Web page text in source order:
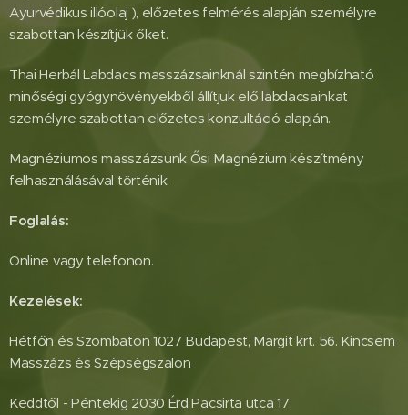
Ayurvédikus illóolaj ), előzetes felmérés alapján személyre
szabottan készítjük őket.
Thai Herbál Labdacs masszázsainknál szintén megbízható
minőségi gyógynövényekből állítjuk elő labdacsainkat
személyre szabottan előzetes konzultáció alapján.
Magnéziumos masszázsunk Ősi Magnézium készítmény
felhasználásával történik.
Foglalás:
Online vagy telefonon.
Kezelések:
Hétfőn és Szombaton 1027 Budapest, Margit krt. 56. Kincsem
Masszázs és Szépségszalon
Keddtől - Péntekig 2030 Érd Pacsirta utca 17.